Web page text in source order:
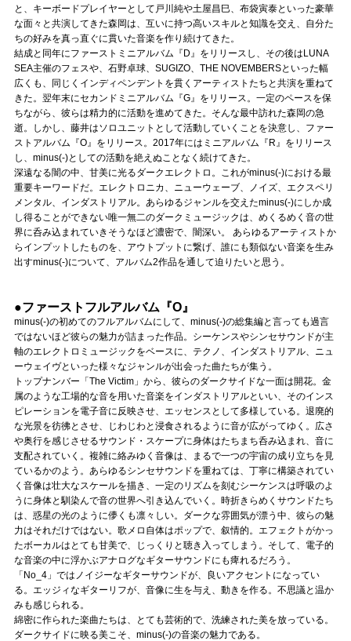
と、キーボードプレイヤーとして戸川純や土屋昌巳、布袋寅泰といった豪華
な面々と共演してきた森岡は、互いに持つ高いスキルと知識を交え、自分た
ちの好みを真っ直ぐに貫いた音楽を作り続けてきた。
結成と同年にファーストミニアルバム『D』をリリースし、その後はLUNA
SEA主催のフェスや、石野卓球、SUGIZO、THE NOVEMBERSといった幅
広くも、同じくインディペンデントを貫くアーティストたちと共演を重ねて
きた。翌年末にセカンドミニアルバム『G』をリリース。一定のペースを保
ちながら、彼らは精力的に活動を進めてきた。そんな最中訪れた森岡の急
逝。しかし、藤井はソロユニットとして活動していくことを決意し、ファー
ストアルバム『O』をリリース。2017年にはミニアルバム『R』をリリース
し、minus(-)としての活動を絶えぬことなく続けてきた。
深遠なる闇の中、甘美に光るダークエレクトロ。これがminus(-)における最
重要キーワードだ。エレクトロニカ、ニューウェーブ、ノイズ、エクスペリ
メンタル、インダストリアル。あらゆるジャンルを交えたminus(-)にしか成
し得ることができない唯一無二のダークミュージックは、めくるめく音の世
界に呑み込まれていきそうなほど濃密で、闇深い。 あらゆるアーティストか
らインプットしたものを、アウトプットに繋げ、誰にも類似ない音楽を生み
出すminus(-)について、アルバム2作品を通して迫りたいと思う。
●ファーストフルアルバム『O』
minus(-)の初めてのフルアルバムにして、minus(-)の総集編と言っても過言
ではないほど彼らの魅力が詰まった作品。シーケンスやシンセサウンドが主
軸のエレクトロミュージックをベースに、テクノ、インダストリアル、ニュ
ーウェイヴといった様々なジャンルが出会った曲たちが集う。
トップナンバー「The Victim」から、彼らのダークサイドな一面は開花。金
属のような工場的な音を用いた音楽をインダストリアルといい、そのインス
ピレーションを電子音に反映させ、エッセンスとして多様している。退廃的
な光景を彷彿とさせ、じわじわと浸食されるように音が広がってゆく。広さ
や奥行を感じさせるサウンド・スケープに身体はたちまち呑み込まれ、音に
支配されていく。複雑に絡みゆく音像は、まるで一つの宇宙の成り立ちを見
ているかのよう。あらゆるシンセサウンドを重ねては、丁寧に構築されてい
く音像は壮大なスケールを描き、一定のリズムを刻むシーケンスは呼吸のよ
うに身体と馴染んで音の世界へ引き込んでいく。時折きらめくサウンドたち
は、惑星の光のように儚くも凛々しい。ダークな雰囲気が漂う中、彼らの魅
力はそれだけではない。歌メロ自体はポップで、叙情的。エフェクトがかっ
たボーカルはとても甘美で、じっくりと聴き入ってしまう。そして、電子的
な音楽の中に浮かぶアナログなギターサウンドにも痺れるだろう。
「No_4」ではノイジーなギターサウンドが、良いアクセントになってい
る。エッジィなギターリフが、音像に生を与え、動きを作る。不思議と温か
みも感じられる。
綿密に作られた楽曲たちは、とても芸術的で、洗練された美を放っている。
ダークサイドに映る美こそ、minus(-)の音楽の魅力である。